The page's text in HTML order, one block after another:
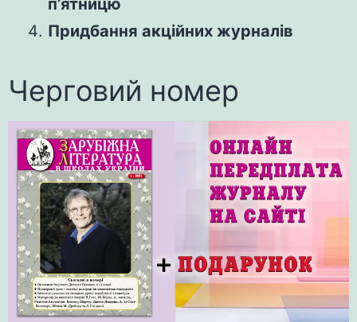
п’ятницю
Придбання акційних журналів
Черговий номер